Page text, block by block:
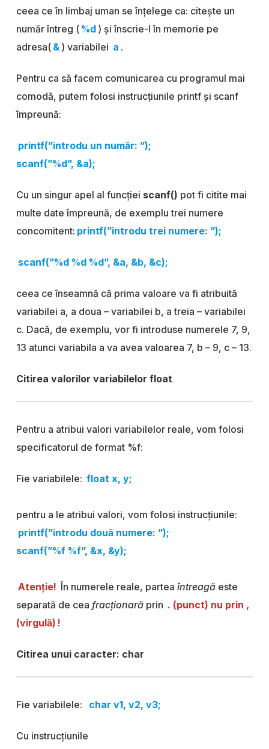
ceea ce în limbaj uman se înțelege ca: citește un
număr întreg ( %d ) și înscrie-l în memorie pe
adresa( & ) variabilei a .
Pentru ca să facem comunicarea cu programul mai
comodă, putem folosi instrucțiunile printf și scanf
împreună:
printf(”introdu un număr: ”);
scanf(”%d”, &a);
Cu un singur apel al funcției scanf() pot fi citite mai
multe date împreună, de exemplu trei numere
concomitent: printf(”introdu trei numere: ”);
scanf(”%d %d %d”, &a, &b, &c);
ceea ce înseamnă că prima valoare va fi atribuită
variabilei a, a doua – variabilei b, a treia – variabilei
c. Dacă, de exemplu, vor fi introduse numerele 7, 9,
13 atunci variabila a va avea valoarea 7, b – 9, c – 13.
Citirea valorilor variabilelor float
Pentru a atribui valori variabilelor reale, vom folosi
specificatorul de format %f:
Fie variabilele: float x, y;
pentru a le atribui valori, vom folosi instrucțiunile:
printf(”introdu două numere: ”);
scanf(”%f %f”, &x, &y);
Atenție! În numerele reale, partea întreagă este
separată de cea fracționară prin . (punct) nu prin ,
(virgulă) !
Citirea unui caracter: char
Fie variabilele: char v1, v2, v3;
Cu instrucțiunile